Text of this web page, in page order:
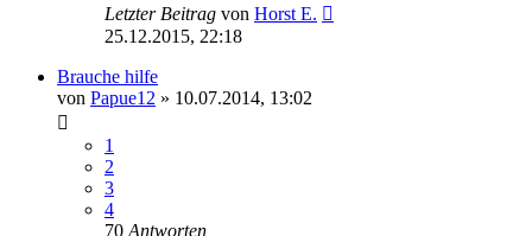
Letzter Beitrag von Horst E.
25.12.2015, 22:18
Brauche hilfe
von Papue12 » 10.07.2014, 13:02
1
2
3
4
70 Antworten